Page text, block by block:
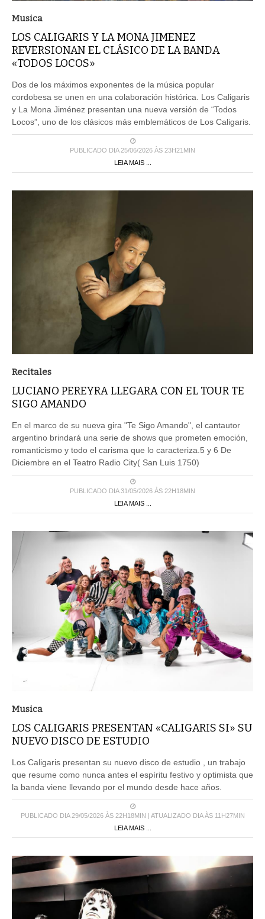
Musica
LOS CALIGARIS Y LA MONA JIMENEZ
REVERSIONAN EL CLÁSICO DE LA BANDA
«TODOS LOCOS»
Dos de los máximos exponentes de la música popular
cordobesa se unen en una colaboración histórica. Los Caligaris
y La Mona Jiménez presentan una nueva versión de “Todos
Locos”, uno de los clásicos más emblemáticos de Los Caligaris.
PUBLICADO DIA 25/06/2026 ÀS 23H21MIN
LEIA MAIS ...
Recitales
LUCIANO PEREYRA LLEGARA CON EL TOUR TE
SIGO AMANDO
En el marco de su nueva gira "Te Sigo Amando", el cantautor
argentino brindará una serie de shows que prometen emoción,
romanticismo y todo el carisma que lo caracteriza.5 y 6 De
Diciembre en el Teatro Radio City( San Luis 1750)
PUBLICADO DIA 31/05/2026 ÀS 22H18MIN
LEIA MAIS ...
Musica
LOS CALIGARIS PRESENTAN «CALIGARIS SI» SU
NUEVO DISCO DE ESTUDIO
Los Caligaris presentan su nuevo disco de estudio , un trabajo
que resume como nunca antes el espíritu festivo y optimista que
la banda viene llevando por el mundo desde hace años.
PUBLICADO DIA 29/05/2026 ÀS 22H18MIN | ATUALIZADO DIA ÀS 11H27MIN
LEIA MAIS ...